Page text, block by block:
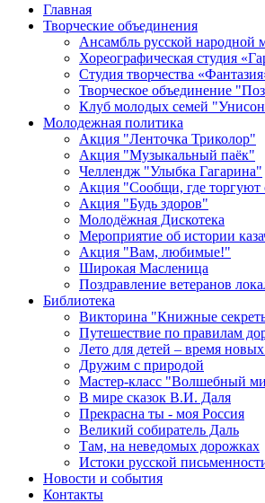
Главная
Творческие объединения
Ансамбль русской народной
Хореографическая студия
Студия творчества
Творческое объединение
Клуб молодых семей
Молодежная политика
Акция "Ленточка Триколор"
Акция "Музыкальный паёк"
Челлендж "Улыбка Гагарина"
Акция "Сообщи, где торгуют
Акция "Будь здоров"
Молодёжная Дискотека
Мероприятие об истории
Акция "Вам, любимые!"
Широкая Масленица
Поздравление ветеранов
Библиотека
Викторина "Книжные
Путешествие по правилам
Лето для детей – время новых
Дружим с природой
Мастер-класс "Волшебный
В мире сказок В.И. Даля
Прекрасна ты - моя Россия
Великий собиратель Даль
Там, на неведомых дорожках
Истоки русской
Новости и события
Контакты